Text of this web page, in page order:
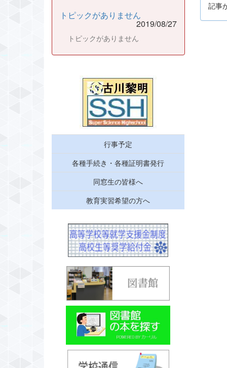
記事
トピックがありません
2019/08/27
トピックがありません
行事予定
各種手続き・各種証明書発行
同窓生の皆様へ
教育実習希望の方へ